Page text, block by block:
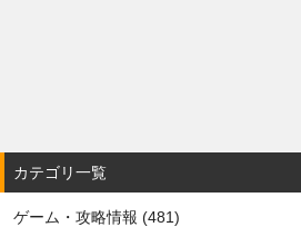
カテゴリ一覧
ゲーム・攻略情報 (481)